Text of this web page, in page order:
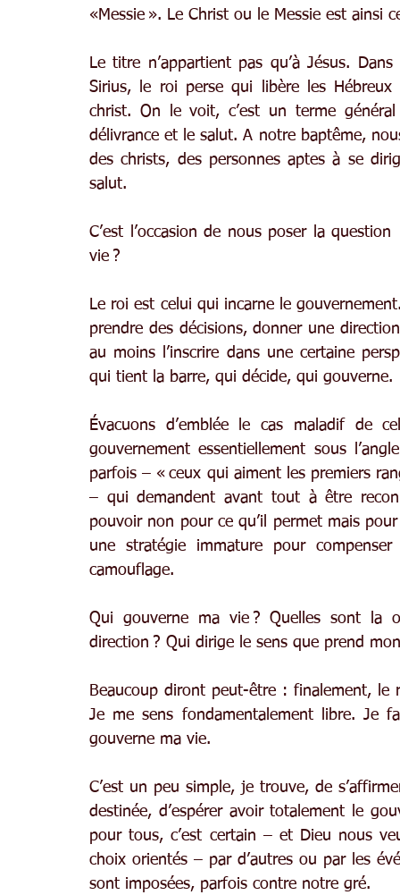
«Messie ». Le Christ ou le Messie est ainsi
Le titre n’appartient pas qu’à Jésus.
Sirius, le roi perse qui libère les
christ. On le voit, c’est un terme
délivrance et le salut. A notre baptême,
des christs, des personnes aptes à se
salut.
C’est l’occasion de nous poser la
vie ?
Le roi est celui qui incarne le
prendre des décisions, donner une
au moins l’inscrire dans une certaine
qui tient la barre, qui décide, qui gouverne.
Évacuons d’emblée le cas maladif de
gouvernement essentiellement sous
parfois – « ceux qui aiment les premiers
– qui demandent avant tout à être
pouvoir non pour ce qu’il permet mais
une stratégie immature pour
camouflage.
Qui gouverne ma vie ? Quelles sont la
direction ? Qui dirige le sens que prend
Beaucoup diront peut-être : finalement,
Je me sens fondamentalement libre. Je
gouverne ma vie.
C’est un peu simple, je trouve, de
destinée, d’espérer avoir totalement le
pour tous, c’est certain – et Dieu nous
choix orientés – par d’autres ou par les
sont imposées, parfois contre notre gré.